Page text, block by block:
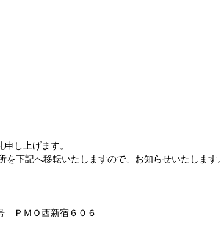
し上げます。
下記へ移転いたしますので、お知らせいたします。
ＰＭＯ西新宿６０６